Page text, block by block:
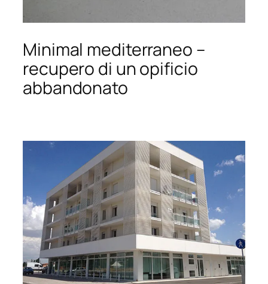
Minimal mediterraneo –
recupero di un opificio
abbandonato